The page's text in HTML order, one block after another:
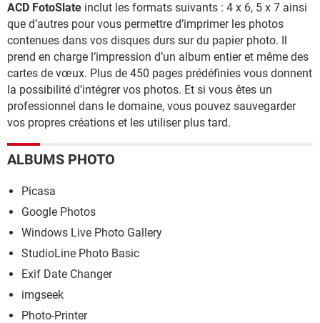
ACD FotoSlate inclut les formats suivants : 4 x 6, 5 x 7 ainsi
que d’autres pour vous permettre d’imprimer les photos
contenues dans vos disques durs sur du papier photo. Il
prend en charge l‘impression d’un album entier et même des
cartes de vœux. Plus de 450 pages prédéfinies vous donnent
la possibilité d’intégrer vos photos. Et si vous êtes un
professionnel dans le domaine, vous pouvez sauvegarder
vos propres créations et les utiliser plus tard.
ALBUMS PHOTO
Picasa
Google Photos
Windows Live Photo Gallery
StudioLine Photo Basic
Exif Date Changer
imgseek
Photo-Printer